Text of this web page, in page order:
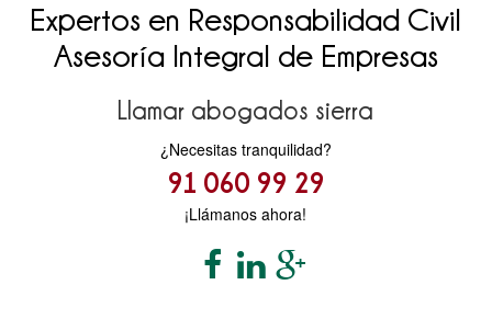
Expertos en Responsabilidad Civil
Asesoría Integral de Empresas
Llamar abogados sierra
¿Necesitas tranquilidad?
91 060 99 29
¡Llámanos ahora!